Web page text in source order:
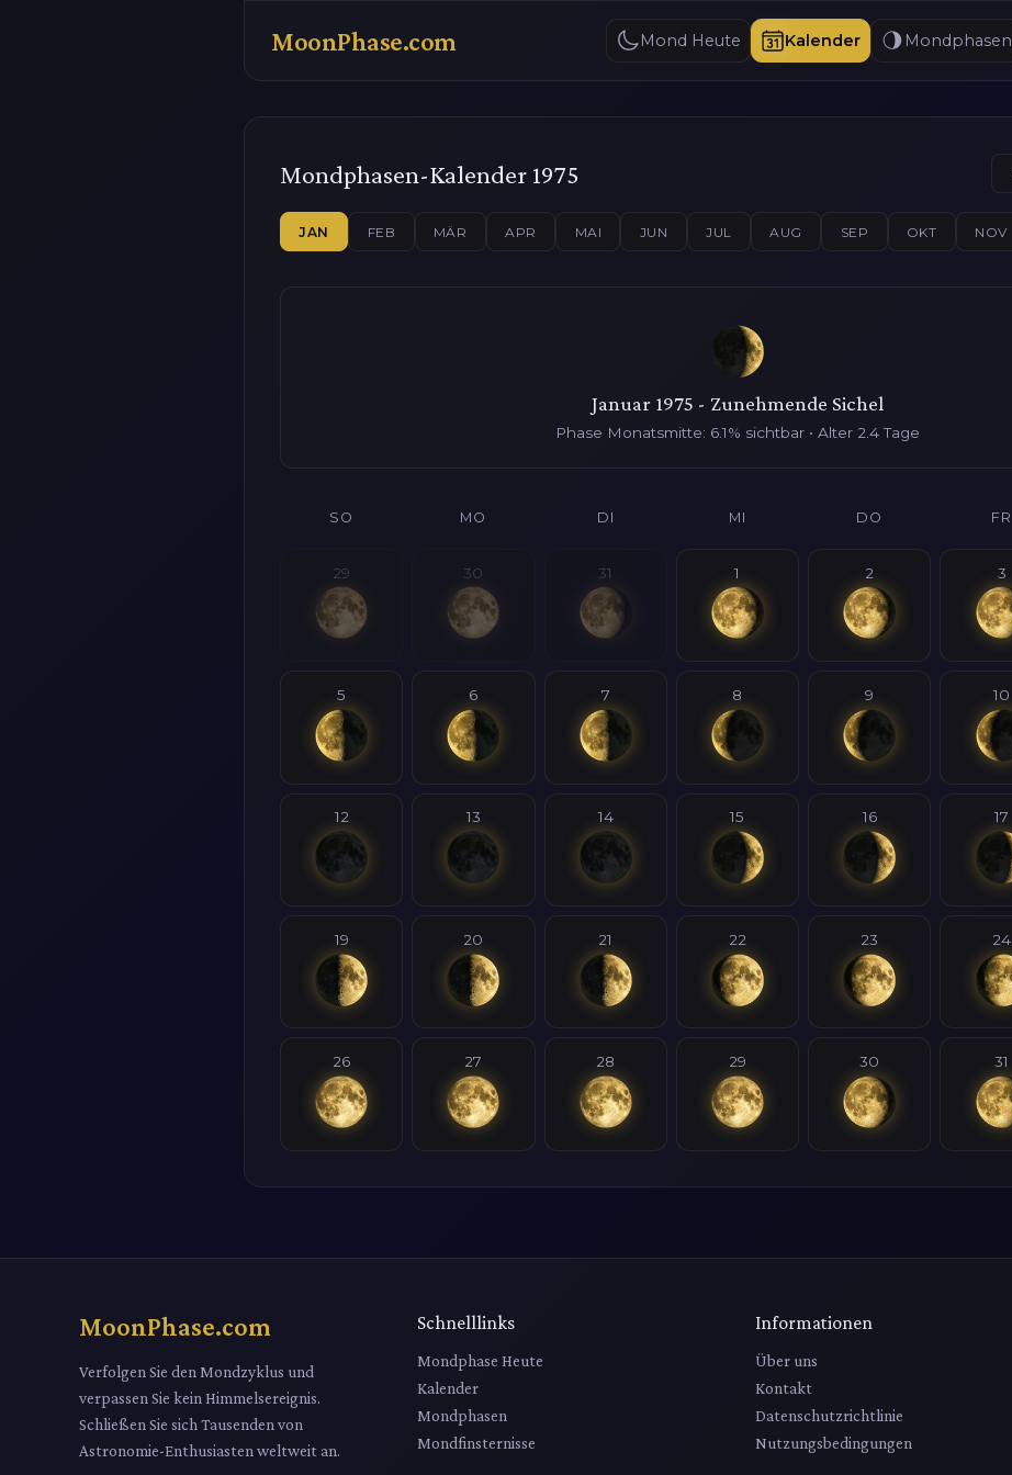
MoonPhase.com Mond Heute Kalender Mondphasen
Mondphasen-Kalender 1975
JAN FEB MÄR APR MAI JUN JUL AUG SEP OKT NOV
Januar 1975 - Zunehmende Sichel
Phase Monatsmitte: 6.1% sichtbar • Alter 2.4 Tage
SO MO DI MI DO FR
29 30 31 1 2 3
5 6 7 8 9 10
12 13 14 15 16 17
19 20 21 22 23 24
26 27 28 29 30 31
MoonPhase.com
Verfolgen Sie den Mondzyklus und
verpassen Sie kein Himmelsereignis.
Schließen Sie sich Tausenden von
Astronomie-Enthusiasten weltweit an.
Schnelllinks
Mondphase Heute
Kalender
Mondphasen
Mondfinsternisse
Informationen
Über uns
Kontakt
Datenschutzrichtlinie
Nutzungsbedingungen